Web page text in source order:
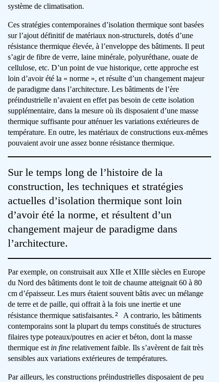
système de climatisation.
Ces stratégies contemporaines d’isolation thermique sont basées
sur l’ajout définitif de matériaux non-structurels, dotés d’une
résistance thermique élevée, à l’enveloppe des bâtiments. Il peut
s’agir de fibre de verre, laine minérale, polyuréthane, ouate de
cellulose, etc. D’un point de vue historique, cette approche est
loin d’avoir été la « norme », et résulte d’un changement majeur
de paradigme dans l’architecture. Les bâtiments de l’ère
préindustrielle n’avaient en effet pas besoin de cette isolation
supplémentaire, dans la mesure où ils disposaient d’une masse
thermique suffisante pour atténuer les variations extérieures de
température. En outre, les matériaux de constructions eux-mêmes
pouvaient avoir une assez bonne résistance thermique.
Sur le temps long de l’histoire de la
construction, les techniques et stratégies
actuelles d’isolation thermique sont loin
d’avoir été la norme, et résultent d’un
changement majeur de paradigme dans
l’architecture.
Par exemple, on construisait aux XIIe et XIIIe siècles en Europe
du Nord des bâtiments dont le toit de chaume atteignait 60 à 80
cm d’épaisseur. Les murs étaient souvent bâtis avec un mélange
de terre et de paille, qui offrait à la fois une inertie et une
résistance thermique satisfaisantes.2
A contrario, les bâtiments
contemporains sont la plupart du temps constitués de structures
filaires type poteaux/poutres en acier et béton, dont la masse
thermique est in fine relativement faible. Ils s’avèrent de fait très
sensibles aux variations extérieures de températures.
Par ailleurs, les constructions préindustrielles disposaient de peu